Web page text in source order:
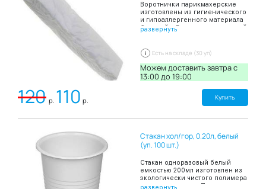
Воротнички парикмахерские
изготовлены из гигиенического
и гипоаллергенного материала
Спанлейс, Воротнички шириной
Благодаря таким свойствам
материала Спанлейса как
мягкость и высокая
впитываемость воротнички
создают комфортные ощущения
на коже и препятствию
попаданию загрязнений на
кожу и одежду при проведении
развернуть
Есть на складе (30 уп)
Можем доставить завтра c
13:00 до 19:00
120 р. 110 р. Купить
Стакан хол/гор, 0.20л, белый
(уп. 100 шт.)
Стакан одноразовый белый
емкостью 200мл изготовлен из
экологически чистого полимера
– полипропилена. Подходит для